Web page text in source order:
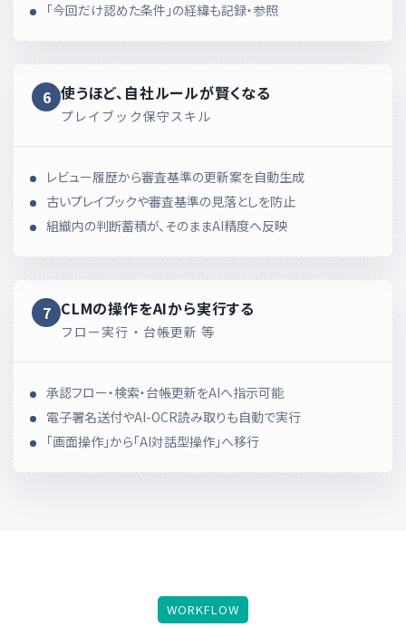
「今回だけ認めた条件」の経緯も記録・参照
6 使うほど、自社ルールが賢くなる
プレイブック保守スキル
レビュー履歴から審査基準の更新案を自動生成
古いプレイブックや審査基準の見落としを防止
組織内の判断蓄積が、そのままAI精度へ反映
7 CLMの操作をAIから実行する
フロー実行・台帳更新 等
承認フロー・検索・台帳更新をAIへ指示可能
電子署名送付やAI-OCR読み取りも自動で実行
「画面操作」から「AI対話型操作」へ移行
WORKFLOW